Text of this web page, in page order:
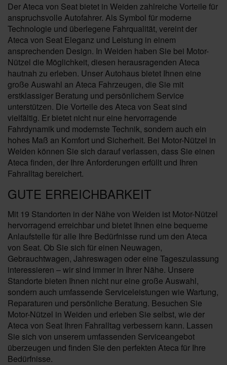
Der Ateca von Seat bietet in Weiden zahlreiche Vorteile für
anspruchsvolle Autofahrer. Als Symbol für moderne
Technologie und überlegene Fahrqualität, vereint der
Ateca von Seat Eleganz und Leistung in einem
ansprechenden Design. In Weiden haben Sie bei Motor-
Nützel die Möglichkeit, diesen herausragenden Ateca
hautnah zu erleben. Unser Autohaus bietet Ihnen eine
große Auswahl an Ateca Fahrzeugen, die Sie mit
erstklassiger Beratung und persönlichem Service
unterstützen. Die Vorteile des Ateca von Seat sind
vielfältig. Er bietet nicht nur eine hervorragende
Fahrdynamik und modernste Technik, sondern auch ein
hohes Maß an Komfort und Sicherheit. Bei Motor-Nützel in
Weiden können Sie sich darauf verlassen, dass Sie einen
Ateca finden, der Ihre Anforderungen erfüllt und Ihren
Fahralltag bereichert.
GUTE ERREICHBARKEIT
Mit 19 Standorten in der Nähe von Weiden ist Motor-Nützel
hervorragend erreichbar und bietet Ihnen eine bequeme
Anlaufstelle für alle Ihre Bedürfnisse rund um den Ateca
von Seat. Ob Sie sich für einen Neuwagen,
Gebrauchtwagen, Jahreswagen oder eine Tageszulassung
interessieren – wir sind immer in Ihrer Nähe. Unsere
Standorte bieten Ihnen nicht nur eine große Auswahl,
sondern auch umfassende Serviceleistungen wie Wartung,
Reparaturen und persönliche Beratung. Besuchen Sie
Motor-Nützel in Weiden und erleben Sie selbst, wie der
Ateca von Seat Ihren Fahralltag verbessern kann. Lassen
Sie sich von unserem umfassenden Serviceangebot
überzeugen und finden Sie den perfekten Ateca für Ihre
Bedürfnisse.